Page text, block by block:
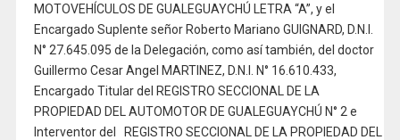
MOTOVEHÍCULOS DE GUALEGUAYCHÚ LETRA “A”, y el
Encargado Suplente señor Roberto Mariano GUIGNARD, D.N.I.
N° 27.645.095 de la Delegación, como así también, del doctor
Guillermo Cesar Angel MARTINEZ, D.N.I. N° 16.610.433,
Encargado Titular del REGISTRO SECCIONAL DE LA
PROPIEDAD DEL AUTOMOTOR DE GUALEGUAYCHÚ N° 2 e
Interventor del REGISTRO SECCIONAL DE LA PROPIEDAD DEL